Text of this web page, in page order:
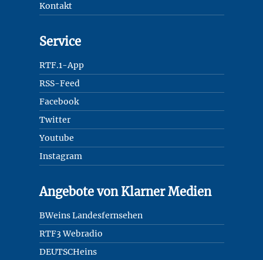
Kontakt
Service
RTF.1-App
RSS-Feed
Facebook
Twitter
Youtube
Instagram
Angebote von Klarner Medien
BWeins Landesfernsehen
RTF3 Webradio
DEUTSCHeins